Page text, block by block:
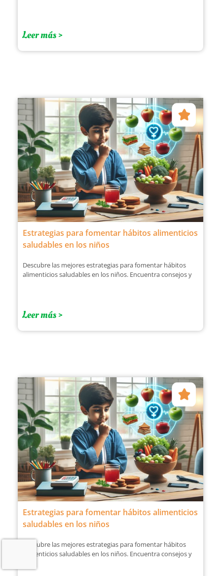
Leer más >
Estrategias para fomentar hábitos alimenticios
saludables en los niños
Descubre las mejores estrategias para fomentar hábitos
alimenticios saludables en los niños. Encuentra consejos y
Leer más >
Estrategias para fomentar hábitos alimenticios
saludables en los niños
Descubre las mejores estrategias para fomentar hábitos
alimenticios saludables en los niños. Encuentra consejos y